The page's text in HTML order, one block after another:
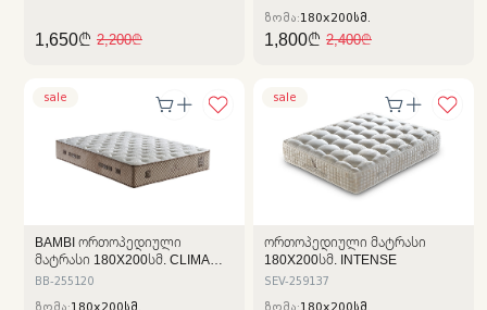
1,650₾ 2,200₾
ზომა:180x200სმ.
1,800₾ 2,400₾
sale
BAMBI ᲝᲠᲗᲝᲞᲔᲓᲘᲣᲚᲘ
ᲛᲐᲢᲠᲐᲡᲘ 180X200ᲡᲛ. CLIMA
NATURAL
BB-255120
sale
ᲝᲠᲗᲝᲞᲔᲓᲘᲣᲚᲘ ᲛᲐᲢᲠᲐᲡᲘ
180X200ᲡᲛ. INTENSE
SEV-259137